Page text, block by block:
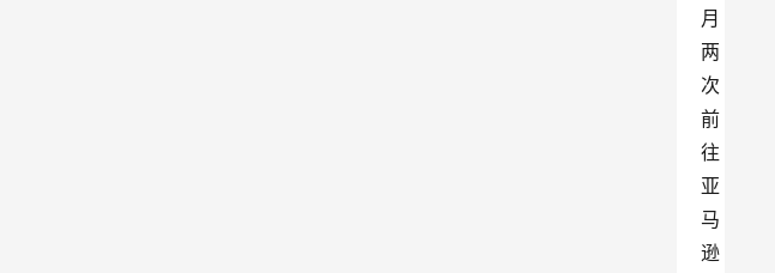
月
两
次
前
往
亚
马
逊